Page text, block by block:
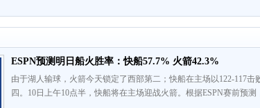
ESPN预测明日船火胜率：快船57.7% 火箭42.3%
由于湖人输球，火箭今天锁定了西部第二；快船在主场以122-117击
四。10日上午10点半，快船将在主场迎战火箭。根据ESPN赛前预